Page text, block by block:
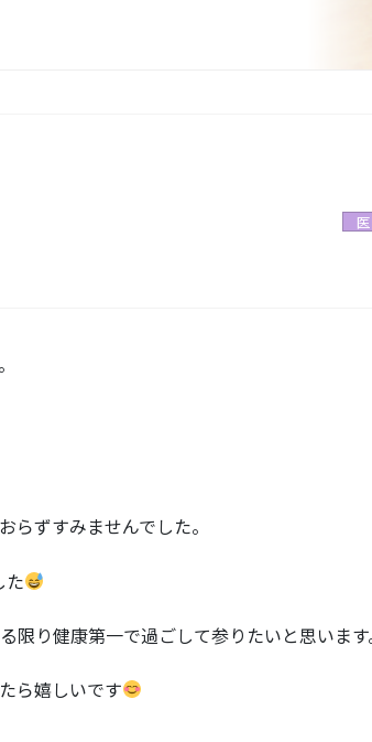
ずすみませんでした。
た
り健康第一で過ごして参りたいと思います
ら嬉しいです